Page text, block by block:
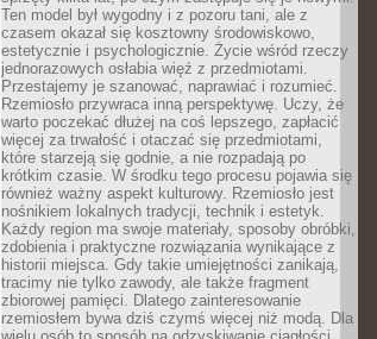
Ten model był wygodny i z pozoru tani, ale z
czasem okazał się kosztowny środowiskowo,
estetycznie i psychologicznie. Życie wśród rzeczy
jednorazowych osłabia więź z przedmiotami.
Przestajemy je szanować, naprawiać i rozumieć.
Rzemiosło przywraca inną perspektywę. Uczy, że
warto poczekać dłużej na coś lepszego, zapłacić
więcej za trwałość i otaczać się przedmiotami,
które starzeją się godnie, a nie rozpadają po
krótkim czasie. W środku tego procesu pojawia się
również ważny aspekt kulturowy. Rzemiosło jest
nośnikiem lokalnych tradycji, technik i estetyk.
Każdy region ma swoje materiały, sposoby obróbki,
zdobienia i praktyczne rozwiązania wynikające z
historii miejsca. Gdy takie umiejętności zanikają,
tracimy nie tylko zawody, ale także fragment
zbiorowej pamięci. Dlatego zainteresowanie
rzemiosłem bywa dziś czymś więcej niż modą. Dla